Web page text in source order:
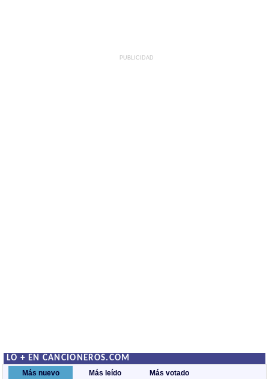
PUBLICIDAD
LO + EN CANCIONEROS.COM
Más nuevo Más leído Más votado